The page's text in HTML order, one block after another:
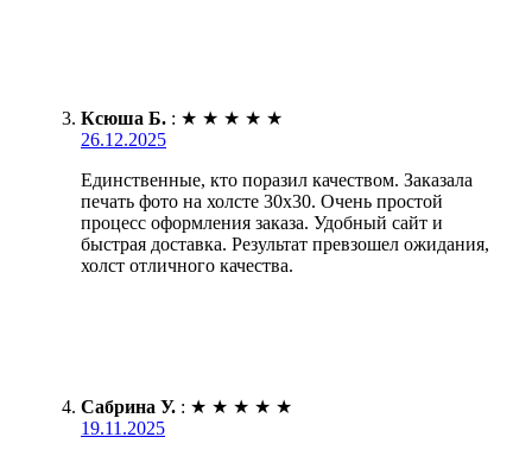
Ксюша Б. : ★ ★ ★ ★ ★
26.12.2025
Единственные, кто поразил качеством. Заказала
печать фото на холсте 30х30. Очень простой
процесс оформления заказа. Удобный сайт и
быстрая доставка. Результат превзошел ожидания,
холст отличного качества.
Сабрина У. : ★ ★ ★ ★ ★
19.11.2025